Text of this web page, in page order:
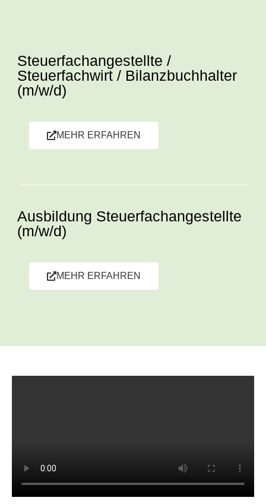
Steuerfachangestellte /
Steuerfachwirt / Bilanzbuchhalter
(m/w/d)
MEHR ERFAHREN
Ausbildung Steuerfachangestellte
(m/w/d)
MEHR ERFAHREN